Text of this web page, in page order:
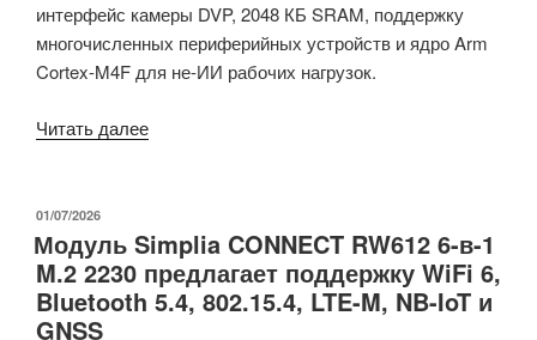
интерфейс камеры DVP, 2048 КБ SRAM, поддержку
многочисленных периферийных устройств и ядро Arm
Cortex-M4F для не-ИИ рабочих нагрузок.
Читать далее«Микроконтроллер
Pro
обеспечивает
годы
ОПУБЛИКОВАНО
01/07/2026
Модуль Simplia CONNECT RW612 6-в-1
M.2 2230 предлагает поддержку WiFi 6,
Bluetooth 5.4, 802.15.4, LTE-M, NB-IoT и
GNSS